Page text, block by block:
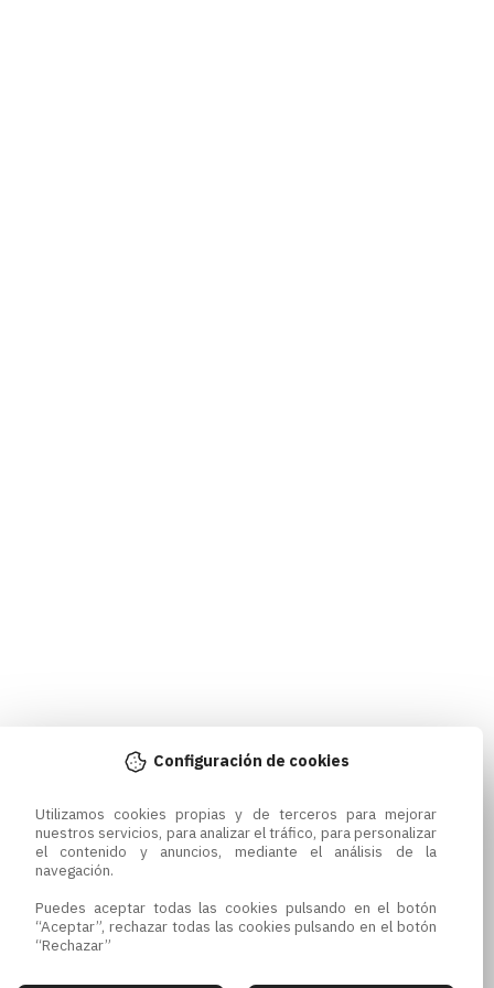
Configuración de cookies
Utilizamos cookies propias y de terceros para mejorar
nuestros servicios, para analizar el tráfico, para personalizar
el contenido y anuncios, mediante el análisis de la
navegación.
Puedes aceptar todas las cookies pulsando en el botón
“Aceptar”, rechazar todas las cookies pulsando en el botón
“Rechazar”